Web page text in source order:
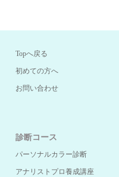
Topへ戻る
初めての方へ
お問い合わせ
診断コース
パーソナルカラー診断
アナリストプロ養成講座